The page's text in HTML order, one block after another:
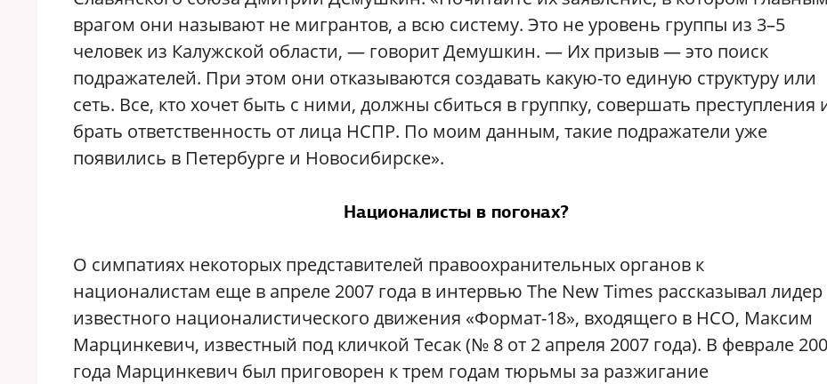
врагом они называют не мигрантов, а всю систему. Это не уровень группы из 3–5
человек из Калужской области, — говорит Демушкин. — Их призыв — это поиск
подражателей. При этом они отказываются создавать какую-то единую структуру или
сеть. Все, кто хочет быть с ними, должны сбиться в группку, совершать преступления
брать ответственность от лица НСПР. По моим данным, такие подражатели уже
появились в Петербурге и Новосибирске».
Националисты в погонах?
О симпатиях некоторых представителей правоохранительных органов к
националистам еще в апреле 2007 года в интервью The New Times рассказывал лидер
известного националистического движения «Формат-18», входящего в НСО, Максим
Марцинкевич, известный под кличкой Тесак (№ 8 от 2 апреля 2007 года). В феврале
года Марцинкевич был приговорен к трем годам тюрьмы за разжигание